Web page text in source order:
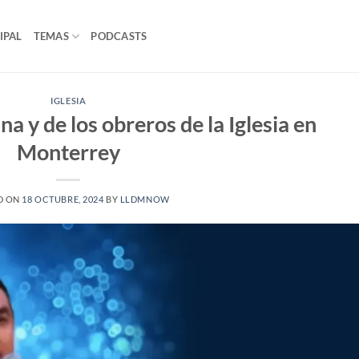
TEMAS PODCASTS
IGLESIA
y de los obreros de la Iglesia en
Monterrey
ON 18 OCTUBRE, 2024 BY LLDMNOW